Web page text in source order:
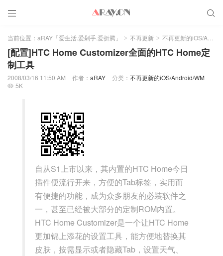
 
当前位置： aRAY「爱生活.爱剁手.爱折腾」 > 不再更新 > 不再更新的iOS/Android/WM
[配置]HTC Home Customizer全面的HTC Home定
制工具
2008/03/16 11:50 AM 作者： aRAY 分类： 不再更新的iOS/Android/WM
 5K
自从S1上市以来，其内置的HTC Home今日
插件便流行开来，方便的Tab标签，实用而
有便捷的功能，成为众多朋友的必装软件之
一，甚至已经被大部分的定制ROM内置。
HTC Home Customizer是一个让HTC Home
更加锦上添花的设置工具，能方便地替换其
皮肤，按需显示或者隐藏Tab，设置天气、